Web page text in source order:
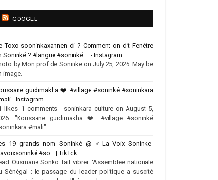
GOOGLE
Toxo sooninkaxannen di ? Comment on dit Fenêtre
Soninké ? #langue #soninké ... - Instagram
by Mon prof de Soninke on July 25, 2026. May be
image.
guidimakha ❤️‍ #village #soninké #soninkara
- Instagram
likes, 1 comments - soninkara_culture on August 5,
"Koussane guidimakha ❤️‍ #village #soninké
#mali".
19 grands nom Soninké @ ‍♂️La Voix Soninke
#so... | TikTok
Ousmane Sonko fait vibrer l'Assemblée nationale
Sénégal : le passage du leader politique a suscité